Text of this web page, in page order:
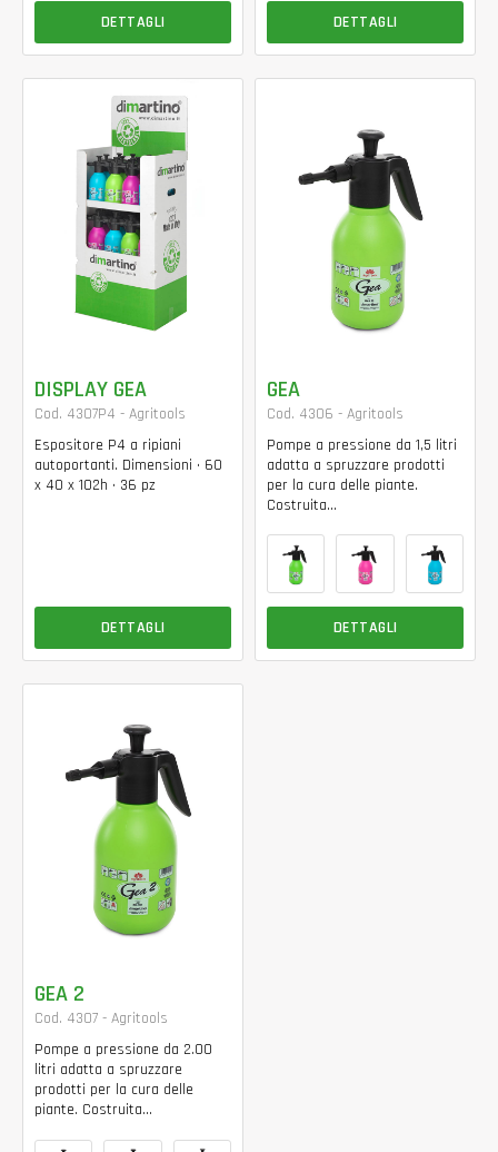
DETTAGLI DETTAGLI
DISPLAY GEA
Cod. 4307P4 - Agritools
Espositore P4 a ripiani
autoportanti. Dimensioni • 60
x 40 x 102h • 36 pz
DETTAGLI
GEA
Cod. 4306 - Agritools
Pompe a pressione da 1,5 litri
adatta a spruzzare prodotti
per la cura delle piante.
Costruita...
DETTAGLI
GEA 2
Cod. 4307 - Agritools
Pompe a pressione da 2.00
litri adatta a spruzzare
prodotti per la cura delle
piante. Costruita...